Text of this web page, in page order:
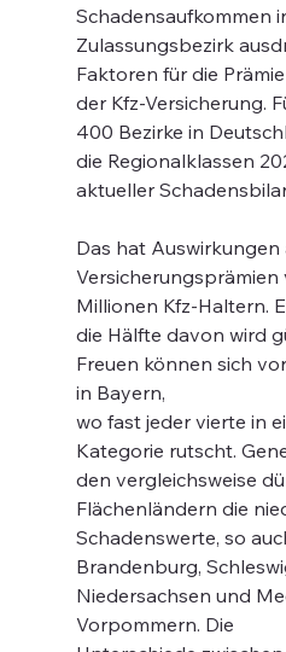
Schadensaufkommen
Zulassungsbezirk
Faktoren für die
der Kfz-Versicherung.
400 Bezirke in
die Regionalklassen
aktueller
Das hat Auswirkungen
Millionen Kfz-Haltern.
die Hälfte davon wird
Freuen können sich
in Bayern,
wo fast jeder vierte in
Kategorie rutscht.
den vergleichsweise
Flächenländern die
Schadenswerte, so
Brandenburg,
Niedersachsen und
Vorpommern. Die